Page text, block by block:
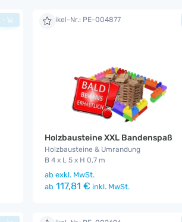
+ Artikel-Nr.: PE-004877
Holzbausteine XXL Bandenspaß
Holzbausteine & Umrandung
B 4 x L 5 x H 0,7 m
ab exkl. MwSt.
ab 117,81 € inkl. MwSt.